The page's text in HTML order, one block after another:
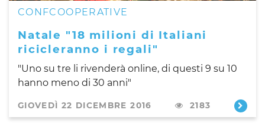
CONFCOOPERATIVE
Natale "18 milioni di Italiani
ricicleranno i regali"
"Uno su tre li rivenderà online, di questi 9 su 10
hanno meno di 30 anni"
GIOVEDÌ 22 DICEMBRE 2016 2183